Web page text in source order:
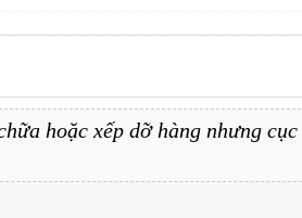
hoặc xếp dỡ hàng nhưng cục